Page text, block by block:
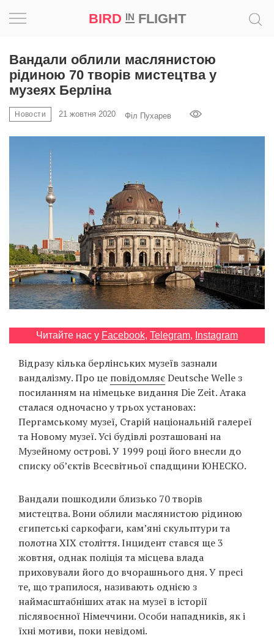
BIRD INFLIGHT
EN
RU
Вандали облили маслянистою
рідиною 70 творів мистецтва у
музеях Берліна
Новости 21 жовтня 2020 Філ Пухарев
Читайте нас у Facebook, Telegram, Instagram
Відразу кілька берлінських музеїв зазнали
вандалізму. Про це повідомляєDeutsche Welle з
посиланням на німецьке видання Die Zeit. Атака
сталася одночасно у трьох установах:
Пергамському музеї, Старій національній галереї
та Новому музеї. Усі будівлі розташовані на
Музейному острові. У 1999 році його внесли до
списку об’єктів Всесвітньої спадщини ЮНЕСКО.
Вандали пошкодили близько 70 творів
мистецтва. Вони облили маслянистою рідиною
єгипетські саркофаги, кам’яні скульптури та
полотна XIX століття. Інцидент стався ще 3
жовтня, однак поліція та місцева влада
приховували його до вчорашнього дня. У пресі
те, що трапилося, називають однією з
наймасштабніших атак на музеї в історії
післявоєнної Німеччини. Особи нападників, як і
їхні мотиви, поки невідомі.